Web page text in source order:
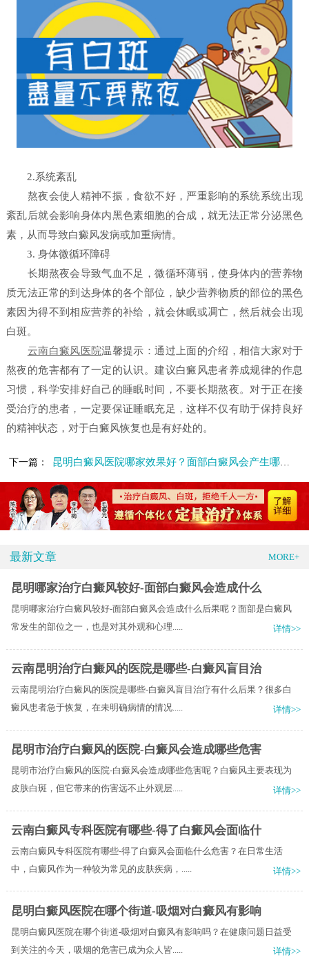
2.系统紊乱
熬夜会使人精神不振，食欲不好，严重影响的系统系统出现
紊乱后就会影响身体内黑色素细胞的合成，就无法正常分泌黑色
素，从而导致白癜风发病或加重病情。
3. 身体微循环障碍
长期熬夜会导致气血不足，微循环薄弱，使身体内的营养物
质无法正常的到达身体的各个部位，缺少营养物质的部位的黑色
素因为得不到相应营养的补给，就会休眠或凋亡，然后就会出现
白斑。
云南白癜风医院温馨提示：通过上面的介绍，相信大家对于
熬夜的危害都有了一定的认识。建议白癜风患者养成规律的作息
习惯，科学安排好自己的睡眠时间，不要长期熬夜。对于正在接
受治疗的患者，一定要保证睡眠充足，这样不仅有助于保持良好
的精神状态，对于白癜风恢复也是有好处的。
下一篇： 昆明白癜风医院哪家效果好？面部白癜风会产生哪些危害
最新文章 MORE+
昆明哪家治疗白癜风较好-面部白癜风会造成什么
昆明哪家治疗白癜风较好-面部白癜风会造成什么后果呢？面部是白癜风
常发生的部位之一，也是对其外观和心理.....
详情>>
云南昆明治疗白癜风的医院是哪些-白癜风盲目治
云南昆明治疗白癜风的医院是哪些-白癜风盲目治疗有什么后果？很多白
癜风患者急于恢复，在未明确病情的情况.....
详情>>
昆明市治疗白癜风的医院-白癜风会造成哪些危害
昆明市治疗白癜风的医院-白癜风会造成哪些危害呢？白癜风主要表现为
皮肤白斑，但它带来的伤害远不止外观层.....
详情>>
云南白癜风专科医院有哪些-得了白癜风会面临什
云南白癜风专科医院有哪些-得了白癜风会面临什么危害？在日常生活
中，白癜风作为一种较为常见的皮肤疾病，.....
详情>>
昆明白癜风医院在哪个街道-吸烟对白癜风有影响
昆明白癜风医院在哪个街道-吸烟对白癜风有影响吗？在健康问题日益受
到关注的今天，吸烟的危害已成为众人皆.....
详情>>